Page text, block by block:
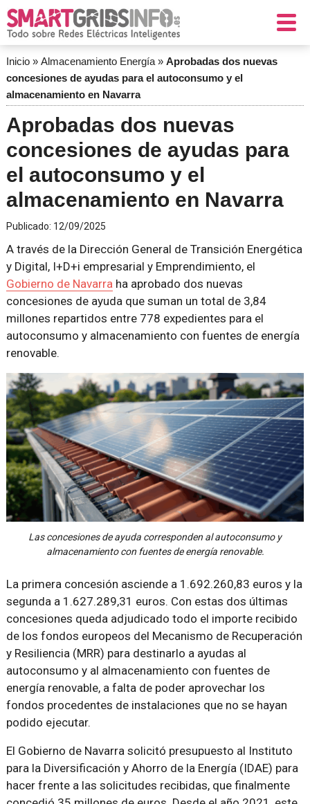
Inicio» Almacenamiento Energía» Aprobadas dos nuevas
concesiones de ayudas para el autoconsumo y el
almacenamiento en Navarra
Aprobadas dos nuevas
concesiones de ayudas para
el autoconsumo y el
almacenamiento en Navarra
Publicado: 12/09/2025
A través de la Dirección General de Transición Energética
y Digital, I+D+i empresarial y Emprendimiento, el
Gobierno de Navarraha aprobado dos nuevas
concesiones de ayuda que suman un total de 3,84
millones repartidos entre 778 expedientes para el
autoconsumo y almacenamiento con fuentes de energía
renovable.
Las concesiones de ayuda corresponden al autoconsumo y
almacenamiento con fuentes de energía renovable.
La primera concesión asciende a 1.692.260,83 euros y la
segunda a 1.627.289,31 euros. Con estas dos últimas
concesiones queda adjudicado todo el importe recibido
de los fondos europeos del Mecanismo de Recuperación
y Resiliencia (MRR) para destinarlo a ayudas al
autoconsumo y al almacenamiento con fuentes de
energía renovable, a falta de poder aprovechar los
fondos procedentes de instalaciones que no se hayan
podido ejecutar.
El Gobierno de Navarra solicitó presupuesto al Instituto
para la Diversificación y Ahorro de la Energía (IDAE) para
hacer frente a las solicitudes recibidas, que finalmente